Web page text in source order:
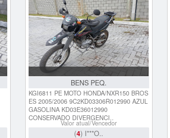
BENS PEQ.
KGI6811 PE MOTO HONDA/NXR150 BROS
ES 2005/2006 9C2KD03306R012990 AZUL
GASOLINA KD03E36012990
CONSERVADO DIVERGENCI..
Valor atual/Vencedor
(4) I***O..